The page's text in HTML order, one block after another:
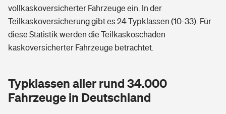
vollkaskoversicherter Fahrzeuge ein. In der
Teilkaskoversicherung gibt es 24 Typklassen (10-33). Für
diese Statistik werden die Teilkaskoschäden
kaskoversicherter Fahrzeuge betrachtet.
Typklassen aller rund 34.000
Fahrzeuge in Deutschland